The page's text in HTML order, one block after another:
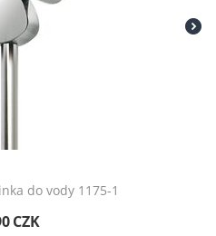
do vody 1175-1
CZK